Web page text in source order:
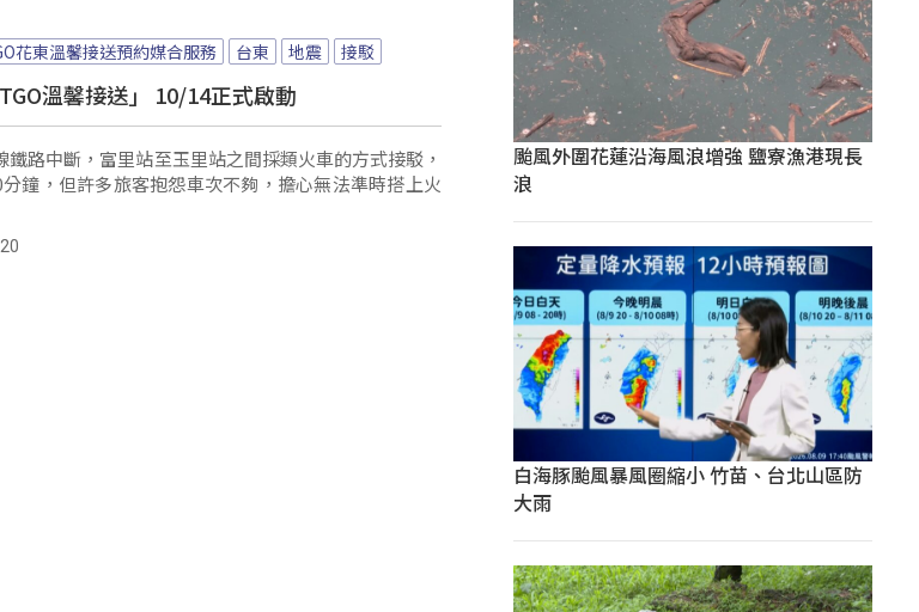
花東溫馨接送預約媒合服務 台東 地震 接駁
溫馨接送」 10/14正式啟動
鐵路中斷，富里站至玉里站之間採類火車的方式接駁，
鐘，但許多旅客抱怨車次不夠，擔心無法準時搭上火
颱風外圍花蓮沿海風浪增強 鹽寮漁港現長
浪
白海豚颱風暴風圈縮小 竹苗、台北山區防
大雨